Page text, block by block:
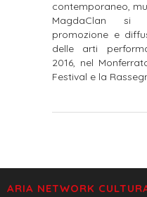
contemporaneo,
MagdaClan si
promozione e
delle arti
2016, nel
Festival e la
ARIA NETWORK